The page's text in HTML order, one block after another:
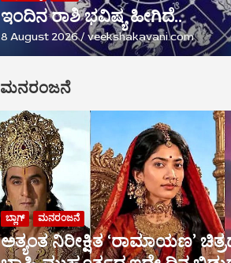
ಇಂದಿನ ರಾಶಿ ಭವಿಷ್ಯ ಹೀಗಿದೆ..
8 August 2026 veekshakavani.com
ಮನರಂಜನೆ
ಬ್ಲಾಗ್ ಮನರಂಜನೆ
ಅತ್ಯಂತ ನಿರೀಕ್ಷಿತ ‘ರಾಮಾಯಣ’